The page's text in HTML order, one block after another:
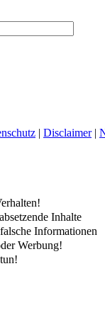
| Disclaimer|
Inhalte
Informationen
Werbung!